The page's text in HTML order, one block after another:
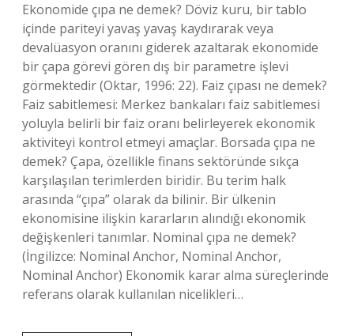
Ekonomide çıpa ne demek? Döviz kuru, bir tablo
içinde pariteyi yavaş yavaş kaydırarak veya
devalüasyon oranını giderek azaltarak ekonomide
bir çapa görevi gören dış bir parametre işlevi
görmektedir (Oktar, 1996: 22). Faiz çıpası ne demek?
Faiz sabitlemesi: Merkez bankaları faiz sabitlemesi
yoluyla belirli bir faiz oranı belirleyerek ekonomik
aktiviteyi kontrol etmeyi amaçlar. Borsada çıpa ne
demek? Çapa, özellikle finans sektöründe sıkça
karşılaşılan terimlerden biridir. Bu terim halk
arasında “çıpa” olarak da bilinir. Bir ülkenin
ekonomisine ilişkin kararların alındığı ekonomik
değişkenleri tanımlar. Nominal çıpa ne demek?
(İngilizce: Nominal Anchor, Nominal Anchor,
Nominal Anchor) Ekonomik karar alma süreçlerinde
referans olarak kullanılan nicelikleri…